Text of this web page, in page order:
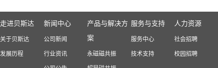
走进贝斯达
关于贝斯达
发展历程
新闻中心
公司新闻
行业资讯
产品与解决方
案
永磁磁共振
服务与支持
服务中心
技术支持
人力资源
社会招聘
校园招聘